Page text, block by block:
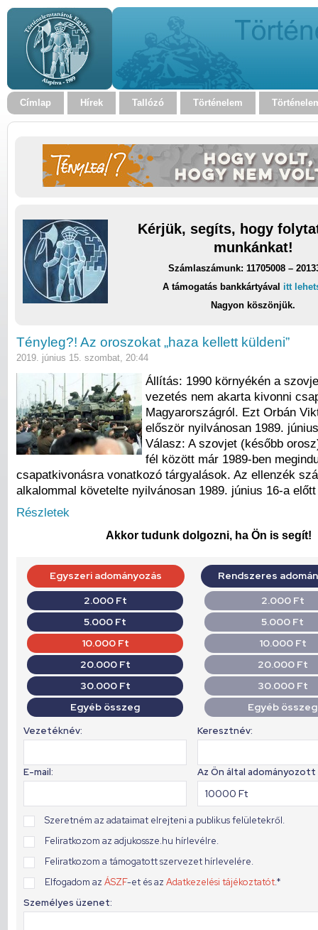
Címlap Hírek Tallózó Történelem
Kérjük, segíts, hogy
munkánkat!
Számlaszámunk: 11705008 –
A támogatás bankkártyával itt
Nagyon köszönjük.
Tényleg?! Az oroszokat „haza kellett küldeni”
2019. június 15. szombat, 20:44
Állítás: 1990 környékén a
vezetés nem akarta kivonni
Magyarországról. Ezt Orbán
először nyilvánosan 1989.
Válasz: A szovjet (később
fél között már 1989-ben
csapatkivonásra vonatkozó tárgyalások. Az ellenzék
alkalommal követelte nyilvánosan 1989. június 16-a
Részletek
Akkor tudunk dolgozni, ha Ön is segít!